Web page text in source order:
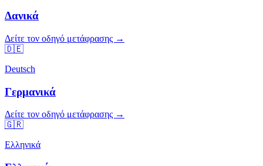
Δανικά
Δείτε τον οδηγό μετάφρασης →
🇩🇪
Deutsch
Γερμανικά
Δείτε τον οδηγό μετάφρασης →
🇬🇷
Ελληνικά